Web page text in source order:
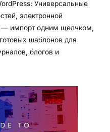
Универсальные
электронной
— импорт одним щелчком,
шаблонов для
блогов и